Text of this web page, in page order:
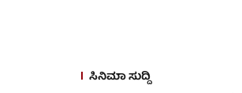
ಸಿನಿಮಾ ಸುದ್ದಿ